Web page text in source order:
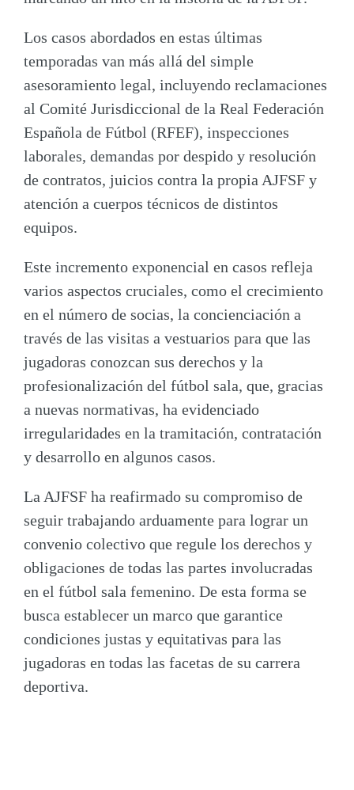
Los casos abordados en estas últimas
temporadas van más allá del simple
asesoramiento legal, incluyendo reclamaciones
al Comité Jurisdiccional de la Real Federación
Española de Fútbol (RFEF), inspecciones
laborales, demandas por despido y resolución
de contratos, juicios contra la propia AJFSF y
atención a cuerpos técnicos de distintos
equipos.
Este incremento exponencial en casos refleja
varios aspectos cruciales, como el crecimiento
en el número de socias, la concienciación a
través de las visitas a vestuarios para que las
jugadoras conozcan sus derechos y la
profesionalización del fútbol sala, que, gracias
a nuevas normativas, ha evidenciado
irregularidades en la tramitación, contratación
y desarrollo en algunos casos.
La AJFSF ha reafirmado su compromiso de
seguir trabajando arduamente para lograr un
convenio colectivo que regule los derechos y
obligaciones de todas las partes involucradas
en el fútbol sala femenino. De esta forma se
busca establecer un marco que garantice
condiciones justas y equitativas para las
jugadoras en todas las facetas de su carrera
deportiva.